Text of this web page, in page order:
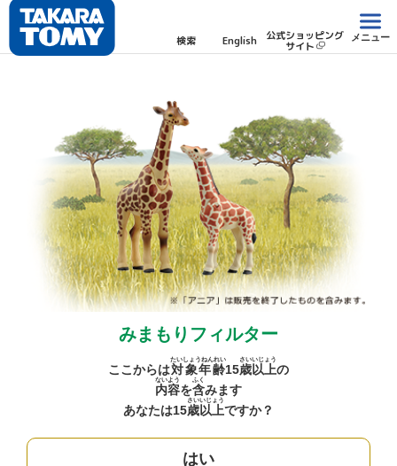
検索 English 公式ショッピング
サイト
メニュー
みまもりフィルター
ここからは対象年齢
たいしょうねんれい
15歳
さい
以上
いじょう
の
内容
ないよう
を含
ふく
みます
あなたは15歳
さい
以上
いじょう
ですか？
はい